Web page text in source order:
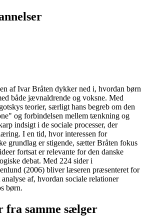
af Ivar Bråten dykker ned i, hvordan børn
både jævnaldrende og voksne. Med
teorier, særligt hans begreb om den
og forbindelsen mellem tænkning og
indsigt i de sociale processer, der
I en tid, hvor interessen for
grundlag er stigende, sætter Bråten fokus
fortsat er relevante for den danske
debat. Med 224 sider i
(2006) bliver læseren præsenteret for
af, hvordan sociale relationer
børn.
fra samme sælger